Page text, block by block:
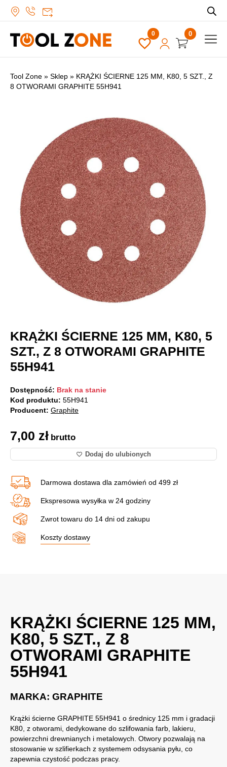
0
Tool Zone » Sklep » KRĄŻKI ŚCIERNE 125 MM, K80, 5 SZT., Z
8 OTWORAMI GRAPHITE 55H941
KRĄŻKI ŚCIERNE 125 MM, K80, 5
SZT., Z 8 OTWORAMI GRAPHITE
55H941
Dostępność: Brak na stanie
Kod produktu: 55H941
Producent: Graphite
7,00 zł brutto
Dodaj do ulubionych
Darmowa dostawa dla zamówień od 499 zł
Ekspresowa wysyłka w 24 godziny
Zwrot towaru do 14 dni od zakupu
Koszty dostawy
KRĄŻKI ŚCIERNE 125 MM,
K80, 5 SZT., Z 8
OTWORAMI GRAPHITE
55H941
MARKA: GRAPHITE
Krążki ścierne GRAPHITE 55H941 o średnicy 125 mm i gradacji
K80, z otworami, dedykowane do szlifowania farb, lakieru,
powierzchni drewnianych i metalowych. Otwory pozwalają na
stosowanie w szlifierkach z systemem odsysania pyłu, co
zapewnia czystość podczas pracy.